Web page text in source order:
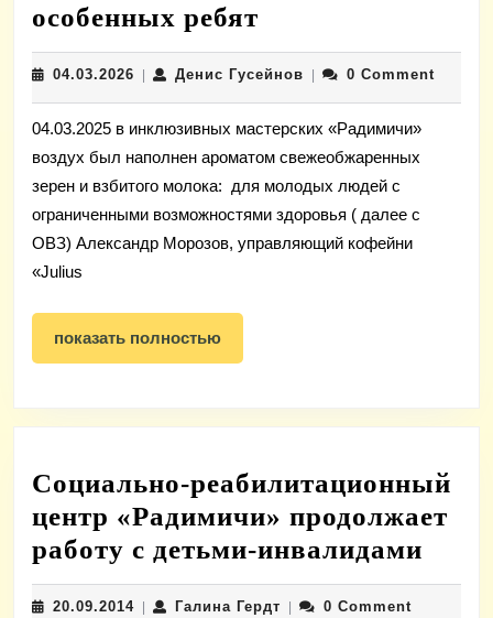
особенных ребят
чем
кофе:
мастер-
классы
бариста
меняют
04.03.2026 04.03.2026
| Денис ГусейновДенис
| 0 Comment
04.03.2025 в инклюзивных мастерских «Радимичи»
воздух был наполнен ароматом свежеобжаренных
зерен и взбитого молока: для молодых людей с
ограниченными возможностями здоровья ( далее с
ОВЗ) Александр Морозов, управляющий кофейни
«Julius
показать полностьюпоказать
полностью
Социально-реабилитационный
центр «Радимичи» продолжает
работу с детьми-инвалидами
20.09.201420.09.2014
| Галина ГердтГалина
| 0 Comment